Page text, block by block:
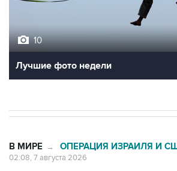
10
Лучшие фото недели
В МИРЕ → ОПЕРАЦИЯ ИЗРАИЛЯ И
02:08, 7 августа 2026